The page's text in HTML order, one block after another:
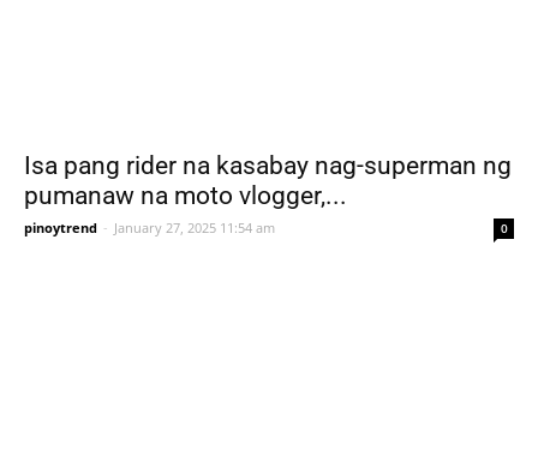
Isa pang rider na kasabay nag-superman ng
pumanaw na moto vlogger,...
pinoytrend - January 27, 2025 11:54 am 0